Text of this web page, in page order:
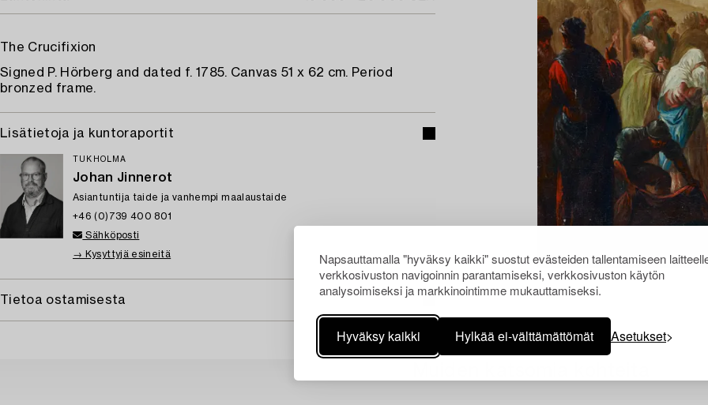
Napsauttamalla "hyväksy kaikki" suostut evästeiden tallentamiseen
verkkosivuston navigoinnin parantamiseksi, verkkosivuston käytön
analysoimiseksi ja markkinointimme mukauttamiseksi.
Hyväksy kaikki Hylkää ei-välttämättömät Asetukset
The Crucifixion
Signed P. Hörberg and dated f. 1785. Canvas 51 x 62 cm. Period
bronzed frame.
Lisätietoja ja kuntoraportit
TUKHOLMA
Johan Jinnerot
Asiantuntija taide ja vanhempi maalaustaide
+46 (0)739 400 801
Sähköposti
→ Kysyttyjä esineitä
Tietoa ostamisesta